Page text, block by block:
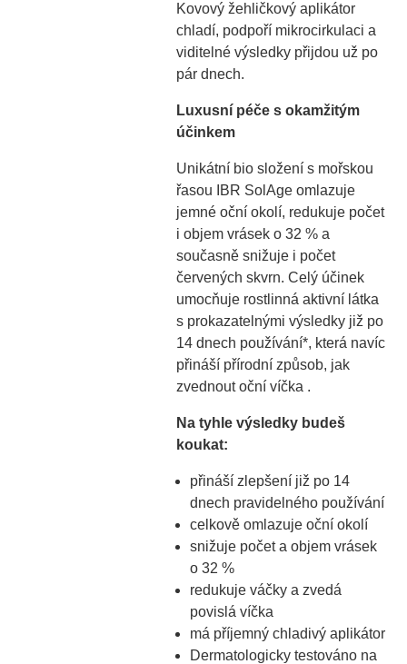
Kovový žehličkový aplikátor
chladí, podpoří mikrocirkulaci a
viditelné výsledky přijdou už po
pár dnech.
Luxusní péče s okamžitým
účinkem
Unikátní bio složení s mořskou
řasou IBR SolAge omlazuje
jemné oční okolí, redukuje počet
i objem vrásek o 32 % a
současně snižuje i počet
červených skvrn. Celý účinek
umocňuje rostlinná aktivní látka
s prokazatelnými výsledky již po
14 dnech používání*, která navíc
přináší přírodní způsob, jak
zvednout oční víčka .
Na tyhle výsledky budeš
koukat:
přináší zlepšení již po 14
dnech pravidelného používání
celkově omlazuje oční okolí
snižuje počet a objem vrásek
o 32 %
redukuje váčky a zvedá
povislá víčka
má příjemný chladivý aplikátor
Dermatologicky testováno na